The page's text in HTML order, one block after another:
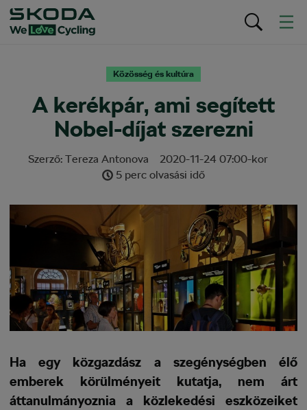
Közösség és kultúra
A kerékpár, ami segített
Nobel-díjat szerezni
Szerző: Tereza Antonova 2020-11-24 07:00-kor
5 perc olvasási idő
Ha egy közgazdász a szegénységben élő
emberek körülményeit kutatja, nem árt
áttanulmányoznia a közlekedési eszközeiket